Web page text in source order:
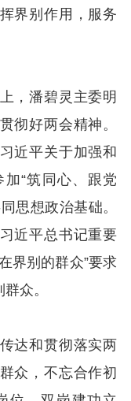
界别作用，服务
潘碧灵主委明
彻好两会精神。
近平关于加强和
“筑同心、跟党
思想政治基础。
近平总书记重要
界别的群众”要求
众。
达和贯彻落实两
众，不忘合作初